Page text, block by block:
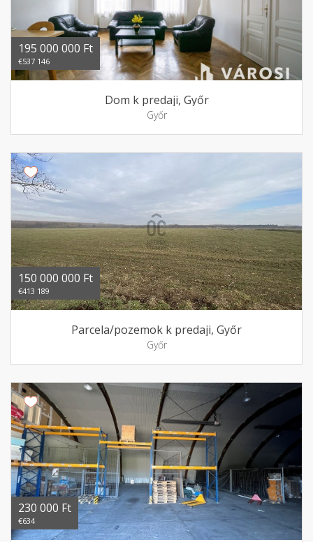
195 000 000 Ft
€537 146
Dom k predaji, Győr
Győr
150 000 000 Ft
€413 189
Parcela/pozemok k predaji, Győr
Győr
230 000 Ft
€634